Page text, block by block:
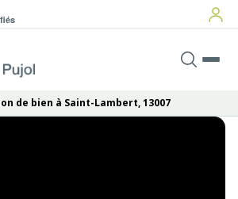
de bien à Saint-Lambert, 13007